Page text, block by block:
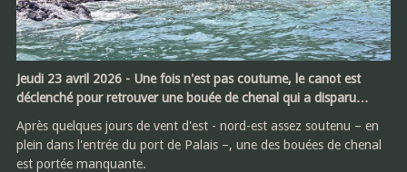
Jeudi 23 avril 2026 - Une fois n'est pas coutume, le canot est
déclenché pour retrouver une bouée de chenal qui a disparu…
Après quelques jours de vent d'est - nord-est assez soutenu – en
plein dans l'entrée du port de Palais –, une des bouées de chenal
est portée manquante.